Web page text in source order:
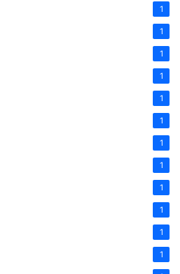
1
1
1
1
1
1
1
1
1
1
1
1